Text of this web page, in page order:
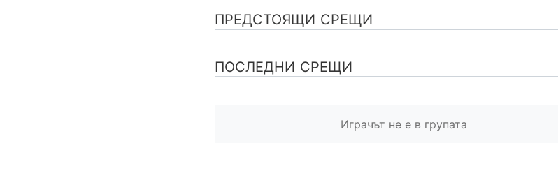
ПРЕДСТОЯЩИ СРЕЩИ
ПОСЛЕДНИ СРЕЩИ
Играчът не е в групата